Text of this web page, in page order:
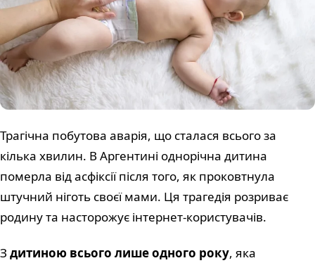
Трагічна побутова аварія, що сталася всього за
кілька хвилин. В Аргентині однорічна дитина
померла від асфіксії після того, як проковтнула
штучний ніготь своєї мами. Ця трагедія розриває
родину та насторожує інтернет-користувачів.
З дитиною всього лише одного року, яка